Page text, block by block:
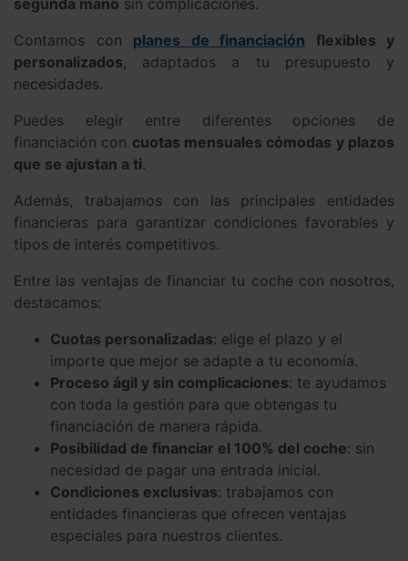
Contamos con planes de financiación flexibles y
personalizados, adaptados a tu presupuesto y
necesidades.
Puedes elegir entre diferentes opciones de
financiación con cuotas mensuales cómodas y plazos
que se ajustan a ti.
Además, trabajamos con las principales entidades
financieras para garantizar condiciones favorables y
tipos de interés competitivos.
Entre las ventajas de financiar tu coche con nosotros,
destacamos:
Cuotas personalizadas: elige el plazo y el
importe que mejor se adapte a tu economía.
Proceso ágil y sin complicaciones: te ayudamos
con toda la gestión para que obtengas tu
financiación de manera rápida.
Posibilidad de financiar el 100% del coche: sin
necesidad de pagar una entrada inicial.
Condiciones exclusivas: trabajamos con
entidades financieras que ofrecen ventajas
especiales para nuestros clientes.